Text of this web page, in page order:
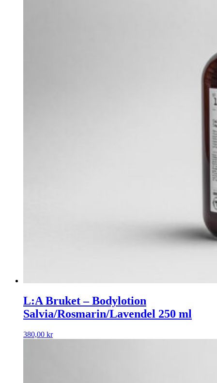
L:A Bruket – Bodylotion
Salvia/Rosmarin/Lavendel 250 ml
380,00 kr